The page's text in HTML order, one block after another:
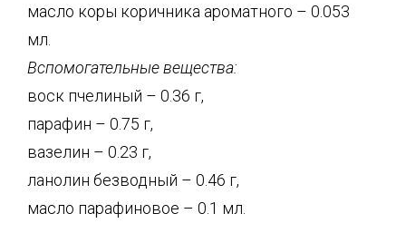
масло коры коричника ароматного – 0.053
мл.
Вспомогательные вещества:
воск пчелиный – 0.36 г,
парафин – 0.75 г,
вазелин – 0.23 г,
ланолин безводный – 0.46 г,
масло парафиновое – 0.1 мл.